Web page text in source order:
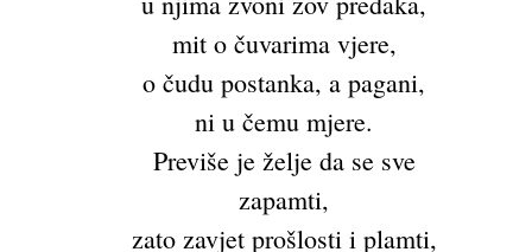
mit o čuvarima vjere,
o čudu postanka, a pagani,
ni u čemu mjere.
Previše je želje da se sve
zapamti,
zato zavjet prošlosti i plamti,